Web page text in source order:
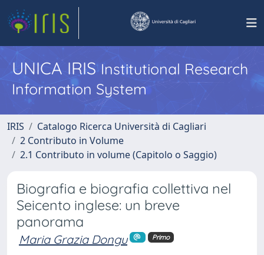
UNICA IRISInstitutional Research
Information System
IRIS
Catalogo Ricerca Università di Cagliari
2 Contributo in Volume
2.1 Contributo in volume (Capitolo o Saggio)
Biografia e biografia collettiva nel
Seicento inglese: un breve
panorama
Maria Grazia Dongu Primo